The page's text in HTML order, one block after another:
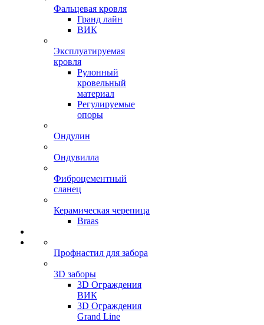
Фальцевая кровля
Гранд лайн
ВИК
Эксплуатируемая
кровля
Рулонный
кровельный
материал
Регулируемые
опоры
Ондулин
Ондувилла
Фиброцементный
сланец
Керамическая черепица
Braas
Профнастил для забора
3D заборы
3D Ограждения
ВИК
3D Ограждения
Grand Line